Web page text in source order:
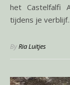
het Castelfalfi
tijdens je
ByRia Luitjes